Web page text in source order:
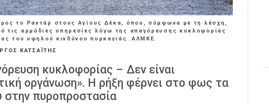
το Ραντάρ στους Αγίους Δέκα, όπου, σύμφωνα με τη λέσχη,
τις αρμόδιες υπηρεσίες λόγω της απαγόρευσης κυκλοφορίας
του υψηλού κινδύνου πυρκαγιάς. ΑΛΜΚΕ.
ΚΑΤΣΑΪΤΗΣ
κυκλοφορίας – Δεν είναι
οργάνωση». Η ρήξη φέρνει στο φως τα
στην πυροπροστασία